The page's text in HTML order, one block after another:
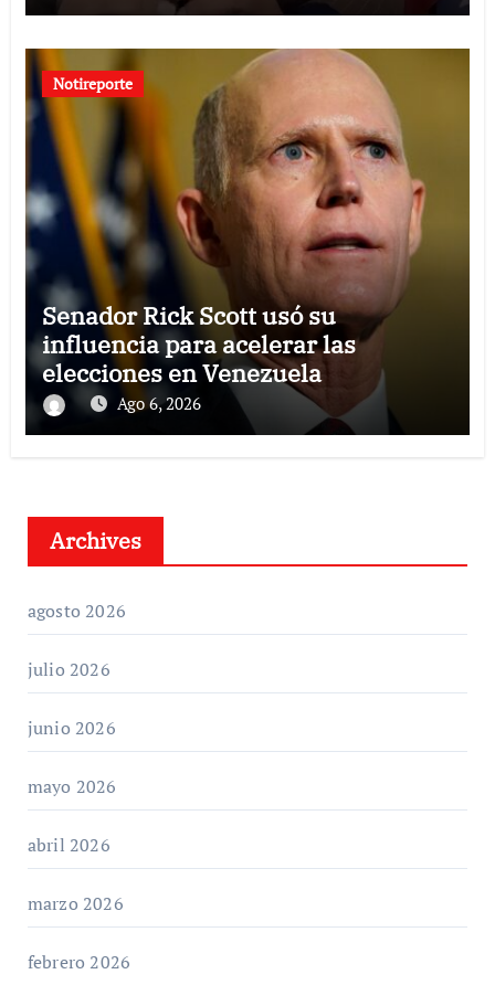
Notireporte
Senador Rick Scott usó su
influencia para acelerar las
elecciones en Venezuela
Ago 6, 2026
Archives
agosto 2026
julio 2026
junio 2026
mayo 2026
abril 2026
marzo 2026
febrero 2026